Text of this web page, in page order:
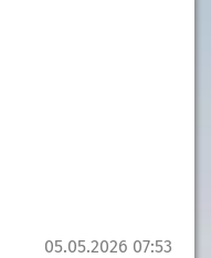
05.05.2026 07:53